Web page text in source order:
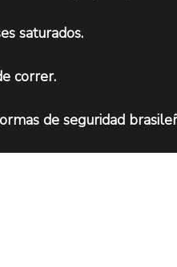
saturados.
correr.
de seguridad